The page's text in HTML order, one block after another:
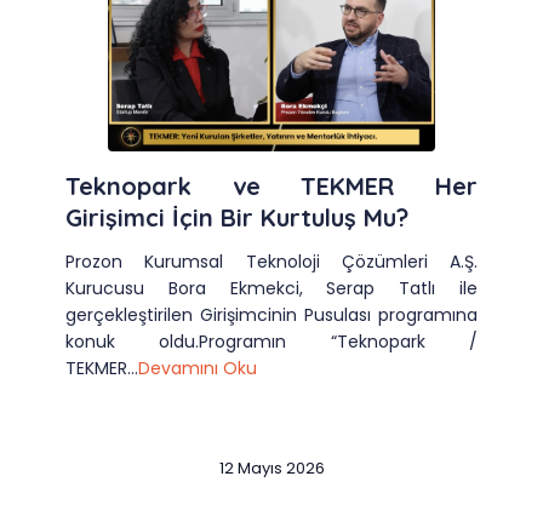
Teknopark ve TEKMER Her
Girişimci İçin Bir Kurtuluş Mu?
Prozon Kurumsal Teknoloji Çözümleri A.Ş.
Kurucusu Bora Ekmekci, Serap Tatlı ile
gerçekleştirilen Girişimcinin Pusulası programına
konuk oldu.Programın “Teknopark /
TEKMER...Devamını Oku
12 Mayıs 2026